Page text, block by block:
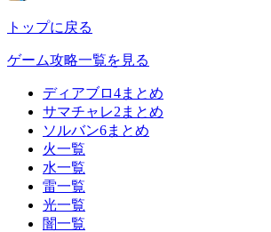
トップに戻る
ゲーム攻略一覧を見る
ディアブロ4まとめ
サマチャレ2まとめ
ソルバン6まとめ
火一覧
水一覧
雷一覧
光一覧
闇一覧